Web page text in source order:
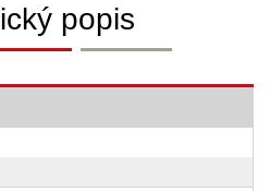
popis